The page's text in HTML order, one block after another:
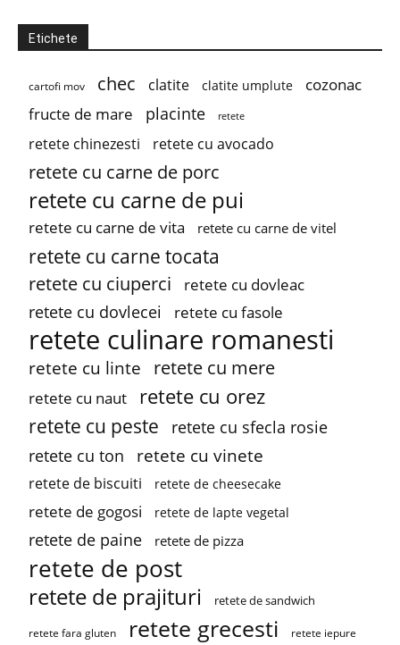
Etichete
cartofi mov chec clatite clatite umplute
cozonac
fructe de mare
placinte retete
retete chinezesti retete cu avocado
retete cu carne de porc
retete cu carne de pui
retete cu carne de vita retete cu carne de vitel
retete cu carne tocata
retete cu ciuperci retete cu dovleac
retete cu dovlecei retete cu fasole
retete culinare romanesti
retete cu linte retete cu mere
retete cu naut
retete cu orez
retete cu peste
retete cu sfecla rosie
retete cu ton
retete cu vinete
retete de biscuiti retete de cheesecake
retete de gogosi retete de lapte vegetal
retete de paine retete de pizza
retete de post
retete de prajituri retete de sandwich
retete fara gluten retete grecesti retete iepure